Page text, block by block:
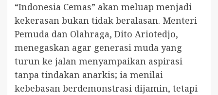
“Indonesia Cemas” akan meluap menjadi
kekerasan bukan tidak beralasan. Menteri
Pemuda dan Olahraga, Dito Ariotedjo,
menegaskan agar generasi muda yang
turun ke jalan menyampaikan aspirasi
tanpa tindakan anarkis; ia menilai
kebebasan berdemonstrasi dijamin, tetapi